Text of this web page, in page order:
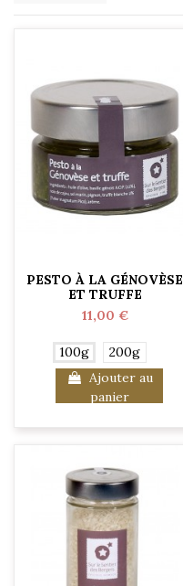
PESTO À LA GÉNOVÈSE
ET TRUFFE
11,00 €
100g
200g
Ajouter au
panier